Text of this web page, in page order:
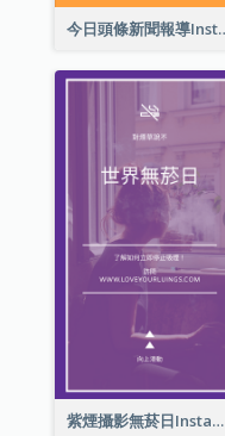
今日頭條新
紫煙攝影無菸日Instagram限時動態